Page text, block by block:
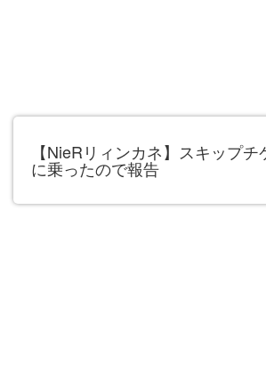
【NieRリィンカネ】スキップ
に乗ったので報告